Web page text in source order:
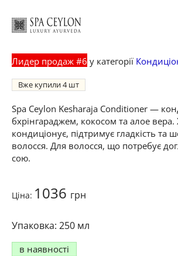
Лидер продаж #6 у категорії
Вже купили4
Spa Ceylon Kesharaja Conditioner —
бхрінгараджем, кокосом та алое
кондиціонує, підтримує гладкість та
волосся. Для волосся, що потребує
сою.
Ціна: 1036 грн
250 мл
в наявності